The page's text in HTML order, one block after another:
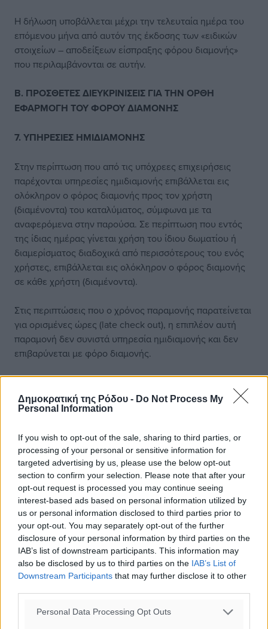
Δημοκρατική της Ρόδου - Do Not Process My
Personal Information
If you wish to opt-out of the sale, sharing to third parties, or
processing of your personal or sensitive information for
targeted advertising by us, please use the below opt-out
section to confirm your selection. Please note that after your
opt-out request is processed you may continue seeing
interest-based ads based on personal information utilized by
us or personal information disclosed to third parties prior to
your opt-out. You may separately opt-out of the further
disclosure of your personal information by third parties on the
IAB’s list of downstream participants. This information may
also be disclosed by us to third parties on the IAB’s List of
Downstream Participants that may further disclose it to other
Personal Data Processing Opt Outs
Η δήλωση υποβάλλεται μέχρι την τελευταία ημέρα του
επόμενου μήνα από αυτόν της έκδοσης των «ειδικών
στοιχείων – αποδείξεων είσπραξης φόρου διαμονής»
που περιλαμβάνονται σε αυτήν.
Β. ΠΡΟΣΘΕΤΕΣ ΔΙΕΥΚΡΙΝΙΣΕΙΣ ΓΙΑ ΤΗΝ ΟΡΘΗ
ΕΦΑΡΜΟΓΗ ΤΟΥ ΦΟΡΟΥ ΔΙΑΜΟΝΗΣ
7. ΥΠΗΡΕΣΙΕΣ ΗΜΙΔΙΑΜΟΝΗΣ
Στην περίπτωση που από τις υπόχρεες επιχειρήσεις
παρέχονται υπηρεσίες ημιδιαμονής επιβάλλεται εις
ολόκληρον ο φόρος διαμονής προς τον χρήστη
(διαμένοντα) του καταλύματος, σύμφωνα με τα
αναφερόμενα στην παρούσα. Σε περίπτωση που εντός
της ίδιας ημέρας γίνεται χρήση του ίδιου δωματίου ή
διαμερίσματος διαδοχικά από περισσότερους του ενός
χρήστες, επιβάλλεται εις ολόκληρον ο φόρος διαμονής
σε κάθε χρήστη (διαμένοντα).
Στις περιπτώσεις που ο χρόνος παραμονής παρατείνεται
για ορισμένες ώρες (late check out), η επιπλέον αυτή
παραμονή δεν συνιστά υπηρεσία ημιδιαμονής και δεν
επιβαρύνεται με φόρο διαμονής.
είναι τέτοιος που τελικά συνεπάγεται τη χρέωση μιας
ακόμη ημερήσιας χρήσης του δωματίου, εξυπακούεται
8. ΑΚΥΡΩΣΗ ΚΡΑΤΗΣΗΣ
Ανεξάρτητα από την πολιτική που εφαρμόζουν οι
υπόχρεες τουριστικές επιχειρήσεις στην περίπτωση
ακύρωσης του συνόλου ή μέρους προγραμματισμένης
διαμονής (πχ. αποζημίωση από τον πελάτη), φόρος
διαμονής οφείλεται μόνον εφόσον έγινε άφιξη (check in)
στο τουριστικό κατάλυμα και για τις ημέρες από την
άφιξη και μέχρι την αναχώρηση (check out) από αυτό.
9. ΔΙΑΘΕΣΗ ΤΟΥΡΙΣΤΙΚΩΝ ΚΑΤΑΛΥΜΑΤΩΝ ΣΕ
ΠΛΑΤΦΟΡΜΕΣ ΔΙΑΜΟΙΡΑΣΜΟΥ ΚΑΙ ΦΟΡΟΣ